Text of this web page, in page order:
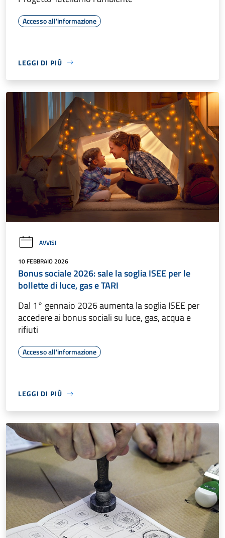
Accesso all'informazione
LEGGI DI PIÙ
AVVISI
10 FEBBRAIO 2026
Bonus sociale 2026: sale la soglia ISEE per le
bollette di luce, gas e TARI
Dal 1° gennaio 2026 aumenta la soglia ISEE per
accedere ai bonus sociali su luce, gas, acqua e
rifiuti
Accesso all'informazione
LEGGI DI PIÙ